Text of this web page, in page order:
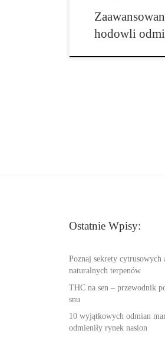
hodowli
Ostatnie Wpisy:
Poznaj sekrety
naturalnych terpenów
THC na sen – przewodnik
snu
10 wyjątkowych odmian
odmieniły rynek nasion